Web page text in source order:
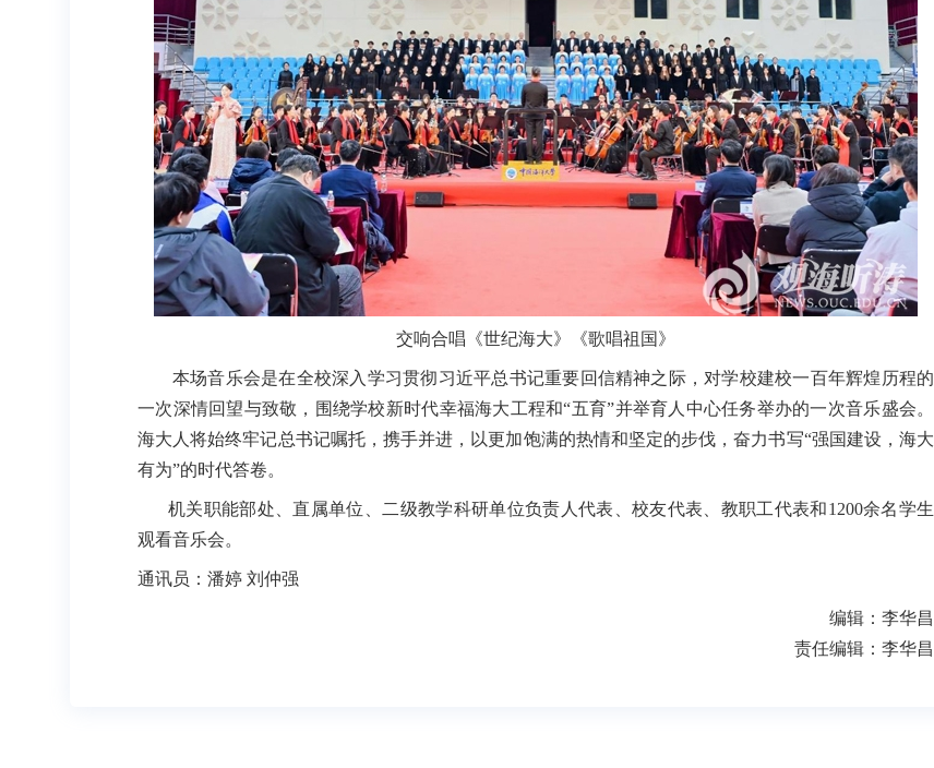
交响合唱《世纪海大》《歌唱祖国》
本场音乐会是在全校深入学习贯彻习近平总书记重要回信精神之际，对学校建校一百年辉煌历程的
一次深情回望与致敬，围绕学校新时代幸福海大工程和“五育”并举育人中心任务举办的一次音乐盛会。
海大人将始终牢记总书记嘱托，携手并进，以更加饱满的热情和坚定的步伐，奋力书写“强国建设，海大
有为”的时代答卷。
机关职能部处、直属单位、二级教学科研单位负责人代表、校友代表、教职工代表和1200余名学生
观看音乐会。
通讯员：潘婷 刘仲强
编辑：李华昌
责任编辑：李华昌